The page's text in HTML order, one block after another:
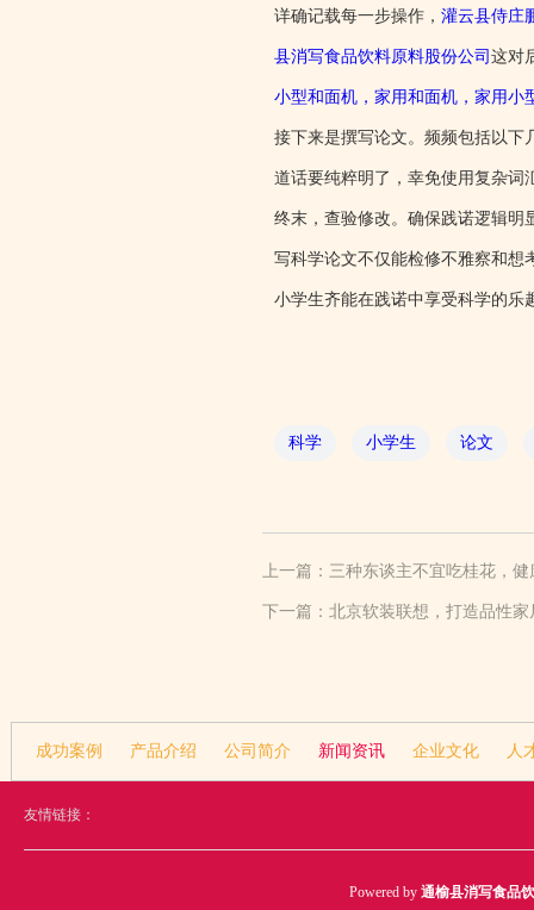
详确记载每一步操作， 灌云县侍庄
县消写食品饮料原料股份公司 这对
小型和面机，家用和面机，家用小
接下来是撰写论文。频频包括以下
道话要纯粹明了，幸免使用复杂词
终末，查验修改。确保践诺逻辑明
写科学论文不仅能检修不雅察和想
小学生齐能在践诺中享受科学的乐
科学 小学生 论文
上一篇： 三种东谈主不宜吃桂花，
下一篇： 北京软装联想，打造品性家
成功案例 产品介绍 公司简介 新闻资讯 企业文化 人
友情链接：
Powered by 通榆县消写食品